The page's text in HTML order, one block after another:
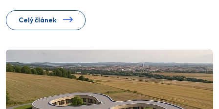
Celý článek